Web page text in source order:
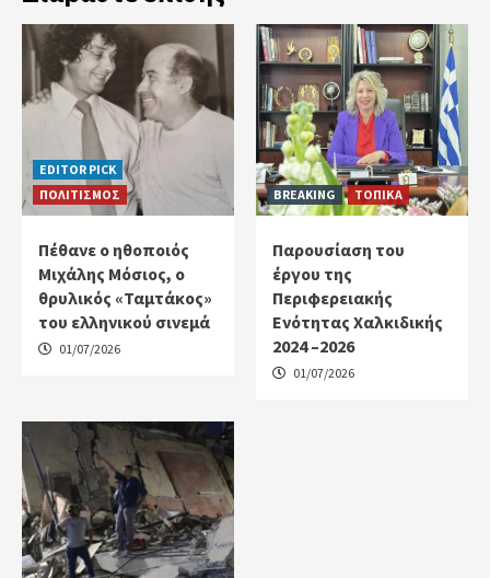
EDITOR PICK
ΠΟΛΙΤΙΣΜΟΣ
Πέθανε ο ηθοποιός
Μιχάλης Μόσιος, ο
θρυλικός «Ταμτάκος»
του ελληνικού σινεμά
01/07/2026
BREAKING ΤΟΠΙΚΑ
Παρουσίαση του
έργου της
Περιφερειακής
Ενότητας Χαλκιδικής
2024 –2026
01/07/2026